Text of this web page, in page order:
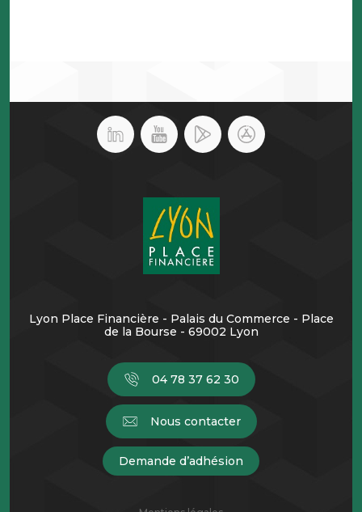
Lyon Place Financière - Palais du Commerce - Place
de la Bourse - 69002 Lyon
04 78 37 62 30
Nous contacter
Demande d’adhésion